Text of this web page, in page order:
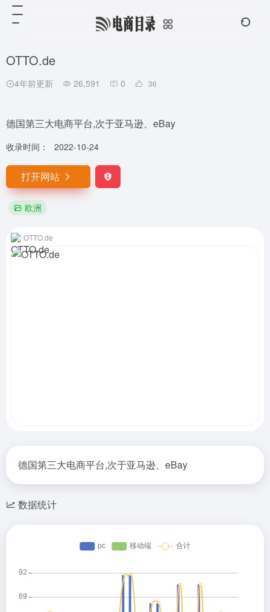
OTTO.de
4年前更新 26,591 0 36
德国第三大电商平台,次于亚马逊、eBay
收录时间： 2022-10-24
打开网站
欧洲
OTTO.de
德国第三大电商平台,次于亚马逊、eBay
数据统计